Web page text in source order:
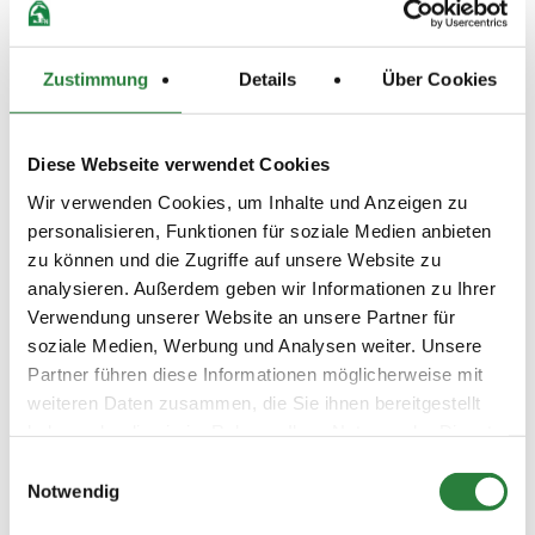
Zustimmung Details Über Cookies
Diese Webseite verwendet Cookies
Wir verwenden Cookies, um Inhalte und Anzeigen zu
personalisieren, Funktionen für soziale Medien anbieten
zu können und die Zugriffe auf unsere Website zu
analysieren. Außerdem geben wir Informationen zu Ihrer
Verwendung unserer Website an unsere Partner für
soziale Medien, Werbung und Analysen weiter. Unsere
Partner führen diese Informationen möglicherweise mit
weiteren Daten zusammen, die Sie ihnen bereitgestellt
Notwendig
1 2 3 4 5 6 7 LP
v)
90cm
Preisgeld
LKL/Art
1 2 3 4 5 6 LP
17.10.2025
(n)
3. Springpferdeprüfung Kl.A**
100cm
SPF
Preisgeld
150,00 €
LKL/Art
1 2 3 4 5 6 LP
(n)
110cm
Preisgeld
200,00 €